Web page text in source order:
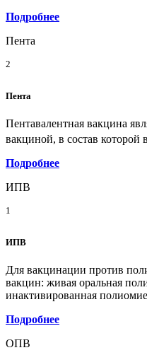
Подробнее
Пента
2
Пента
Пентавалентная вакцина
вакциной, в состав которой
Подробнее
ИПВ
1
ИПВ
Для вакцинации против
вакцин: живая оральная
инактивированная
Подробнее
ОПВ